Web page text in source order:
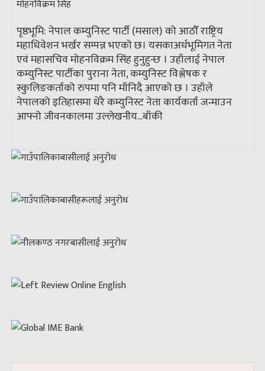
पृष्ठभूमि: नेपाल कम्युनिस्ट पार्टी (मसाल) को आठौँ राष्ट्रिय
महाधिवेशन भर्खर सम्पन्न भएको छ। यसकाअर्धभूमिगत नेता
एवं महासचिव मोहनविक्रम सिंह हुनुहुन्छ । उहाँलाई नेपाल
कम्युनिस्ट पार्टीका पुराना नेता, कम्युनिस्ट विश्लेषक र
स्कुलिङकर्ताको रुपमा पनि माँनिदै आएको छ । उहाँले
नेपालको इतिहासमा धेरै कम्युनिस्ट नेता कार्यकर्ता जन्माउन
आफ्नो जीवनकालमा उल्लेखनीय...बाँकी